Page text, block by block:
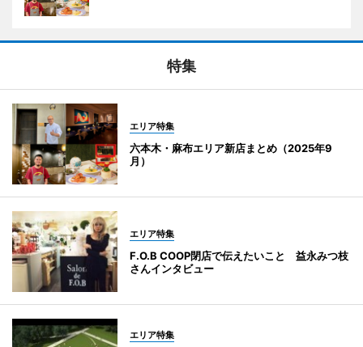
特集
エリア特集
六本木・麻布エリア新店まとめ（2025年9
月）
エリア特集
F.O.B COOP閉店で伝えたいこと 益永みつ枝
さんインタビュー
エリア特集